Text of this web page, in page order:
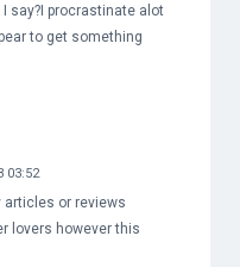
say?I procrastinate alot
to get something
03:52
articles or reviews
lovers however this